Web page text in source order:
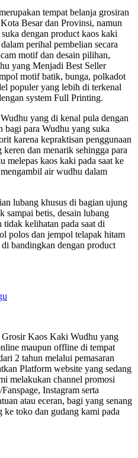
tempat belanja grosiran
Besar dan Provinsi, namun
dengan product kaos kaki
perihal pembelian secara
motif dan desain pilihan,
yang Menjadi Best Seller
motif batik, bunga, polkadot
populer yang lebih di terkenal
system Full Printing.
yang di kenal pula dengan
bagi para Wudhu yang suka
karena kepraktisan penggunaan
dan menarik sehingga para
melepas kaos kaki pada saat ke
air wudhu dalam
lubang khusus di bagian ujung
sampai betis, desain lubang
tidak kelihatan pada saat di
polos dan jempol telapak hitam
bandingkan dengan product
Grosir Kaos Kaki Wudhu yang
maupun offline di tempat
2 tahun melalui pemasaran
Platform website yang sedang
melakukan channel promosi
Instagram serta
atau eceran, bagi yang senang
ke toko dan gudang kami pada